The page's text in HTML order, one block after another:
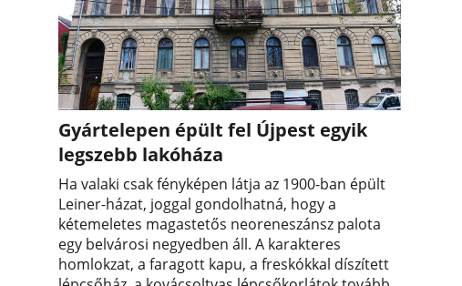
Gyártelepen épült fel Újpest egyik
legszebb lakóháza
Ha valaki csak fényképen látja az 1900-ban épült
Leiner-házat, joggal gondolhatná, hogy a
kétemeletes magastetős neoreneszánsz palota
egy belvárosi negyedben áll. A karakteres
homlokzat, a faragott kapu, a freskókkal díszített